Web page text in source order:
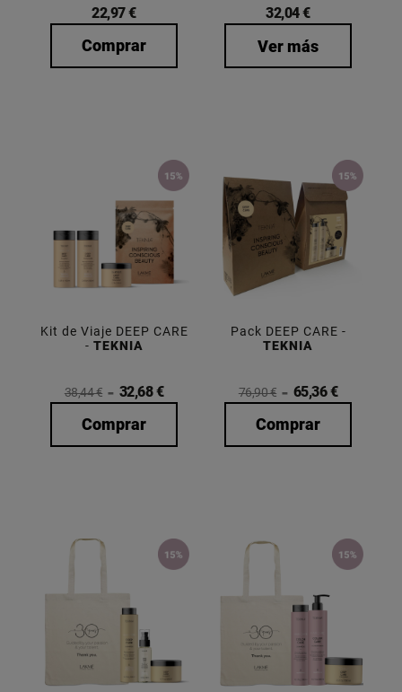
22,97 €
Comprar
32,04 €
Ver más
Kit de Viaje DEEP CARE
- TEKNIA
38,44 € 32,68 €
Comprar
Pack DEEP CARE -
TEKNIA
76,90 € 65,36 €
Comprar